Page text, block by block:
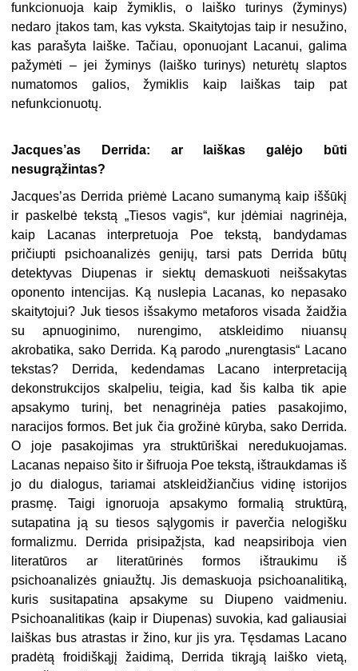
funkcionuoja kaip žymiklis, o laiško turinys (žyminys)
nedaro įtakos tam, kas vyksta. Skaitytojas taip ir nesužino,
kas parašyta laiške. Tačiau, oponuojant Lacanui, galima
pažymėti – jei žyminys (laiško turinys) neturėtų slaptos
numatomos galios, žymiklis kaip laiškas taip pat
nefunkcionuotų.
Jacques’as Derrida: ar laiškas galėjo būti
nesugrąžintas?
Jacques’as Derrida priėmė Lacano sumanymą kaip iššūkį
ir paskelbė tekstą „Tiesos vagis“, kur įdėmiai nagrinėja,
kaip Lacanas interpretuoja Poe tekstą, bandydamas
pričiupti psichoanalizės genijų, tarsi pats Derrida būtų
detektyvas Diupenas ir siektų demaskuoti neišsakytas
oponento intencijas. Ką nuslepia Lacanas, ko nepasako
skaitytojui? Juk tiesos išsakymo metaforos visada žaidžia
su apnuoginimo, nurengimo, atskleidimo niuansų
akrobatika, sako Derrida. Ką parodo „nurengtasis“ Lacano
tekstas? Derrida, kedendamas Lacano interpretaciją
dekonstrukcijos skalpeliu, teigia, kad šis kalba tik apie
apsakymo turinį, bet nenagrinėja paties pasakojimo,
naracijos formos. Bet juk čia grožinė kūryba, sako Derrida.
O joje pasakojimas yra struktūriškai neredukuojamas.
Lacanas nepaiso šito ir šifruoja Poe tekstą, ištraukdamas iš
jo du dialogus, tariamai atskleidžiančius vidinę istorijos
prasmę. Taigi ignoruoja apsakymo formalią struktūrą,
sutapatina ją su tiesos sąlygomis ir paverčia nelogišku
formalizmu. Derrida prisipažįsta, kad neapsiriboja vien
literatūros ar literatūrinės formos ištraukimu iš
psichoanalizės gniaužtų. Jis demaskuoja psichoanalitiką,
kuris susitapatina apsakyme su Diupeno vaidmeniu.
Psichoanalitikas (kaip ir Diupenas) suvokia, kad galiausiai
laiškas bus atrastas ir žino, kur jis yra. Tęsdamas Lacano
pradėtą froidiškąjį žaidimą, Derrida tikrąją laiško vietą,